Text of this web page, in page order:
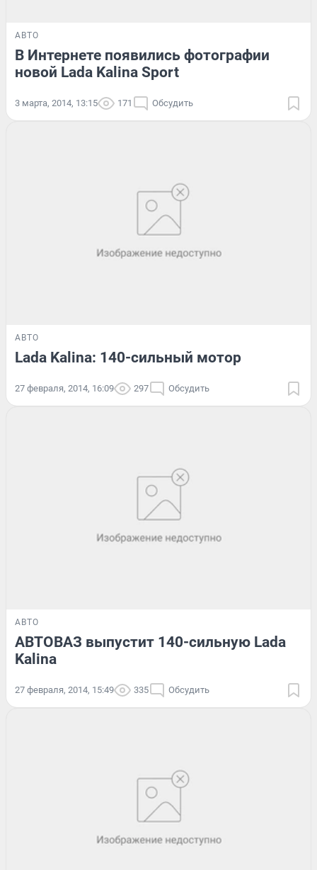
АВТО
В Интернете появились фотографии
новой Lada Kalina Sport
3 марта, 2014, 13:15 171 Обсудить
АВТО
Lada Kalina: 140-сильный мотор
27 февраля, 2014, 16:09 297 Обсудить
АВТО
АВТОВАЗ выпустит 140-сильную Lada
Kalina
27 февраля, 2014, 15:49 335 Обсудить